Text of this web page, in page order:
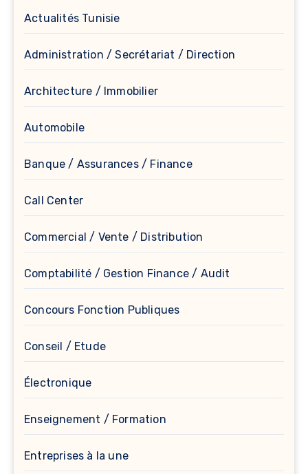
Actualités Tunisie
Administration / Secrétariat / Direction
Architecture / Immobilier
Automobile
Banque / Assurances / Finance
Call Center
Commercial / Vente / Distribution
Comptabilité / Gestion Finance / Audit
Concours Fonction Publiques
Conseil / Etude
Électronique
Enseignement / Formation
Entreprises à la une